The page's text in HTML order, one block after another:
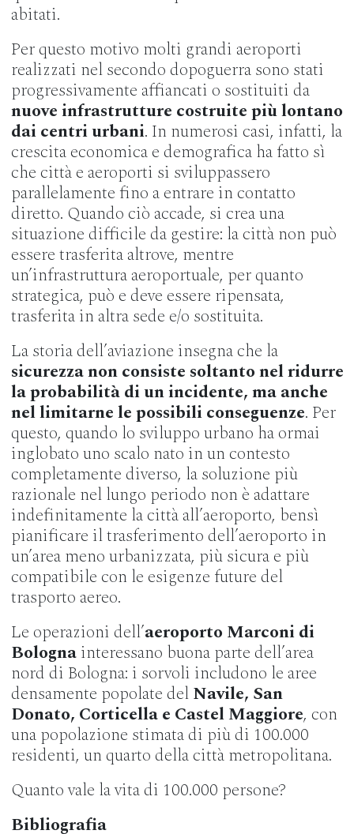
abitati.
Per questo motivo molti grandi aeroporti
realizzati nel secondo dopoguerra sono stati
progressivamente affiancati o sostituiti da
nuove infrastrutture costruite più lontano
dai centri urbani. In numerosi casi, infatti, la
crescita economica e demografica ha fatto sì
che città e aeroporti si sviluppassero
parallelamente fino a entrare in contatto
diretto. Quando ciò accade, si crea una
situazione difficile da gestire: la città non può
essere trasferita altrove, mentre
un’infrastruttura aeroportuale, per quanto
strategica, può e deve essere ripensata,
trasferita in altra sede e/o sostituita.
La storia dell’aviazione insegna che la
sicurezza non consiste soltanto nel ridurre
la probabilità di un incidente, ma anche
nel limitarne le possibili conseguenze. Per
questo, quando lo sviluppo urbano ha ormai
inglobato uno scalo nato in un contesto
completamente diverso, la soluzione più
razionale nel lungo periodo non è adattare
indefinitamente la città all’aeroporto, bensì
pianificare il trasferimento dell’aeroporto in
un’area meno urbanizzata, più sicura e più
compatibile con le esigenze future del
trasporto aereo.
Le operazioni dell’aeroporto Marconi di
Bolognainteressano buona parte dell’area
nord di Bologna: i sorvoli includono le aree
densamente popolate delNavile, San
Donato, Corticella e Castel Maggiore, con
una popolazione stimata di più di 100.000
residenti, un quarto della città metropolitana.
Quanto vale la vita di 100.000 persone?
Bibliografia